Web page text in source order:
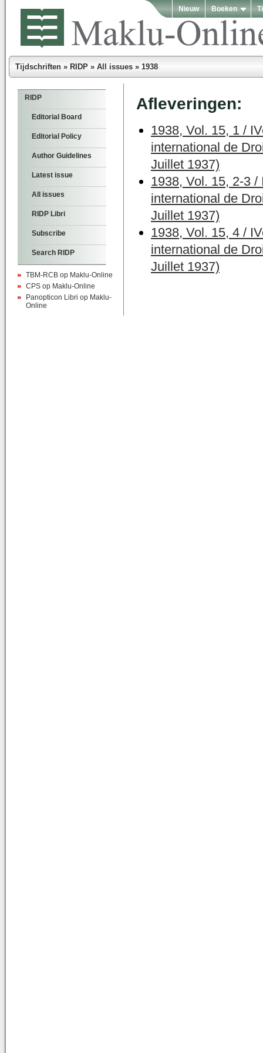
Nieuw Boeken
Tijdschriften » RIDP » All issues » 1938
RIDP
Editorial Board
Editorial Policy
Author Guidelines
Latest issue
All issues
RIDP Libri
Subscribe
Search RIDP
TBM-RCB op Maklu-Online
CPS op Maklu-Online
Panopticon Libri op Maklu-
Online
Afleveringen:
1938, Vol. 15, 1 /
international de
Juillet 1937)
1938, Vol. 15, 2-3 /
international de
Juillet 1937)
1938, Vol. 15, 4 /
international de
Juillet 1937)